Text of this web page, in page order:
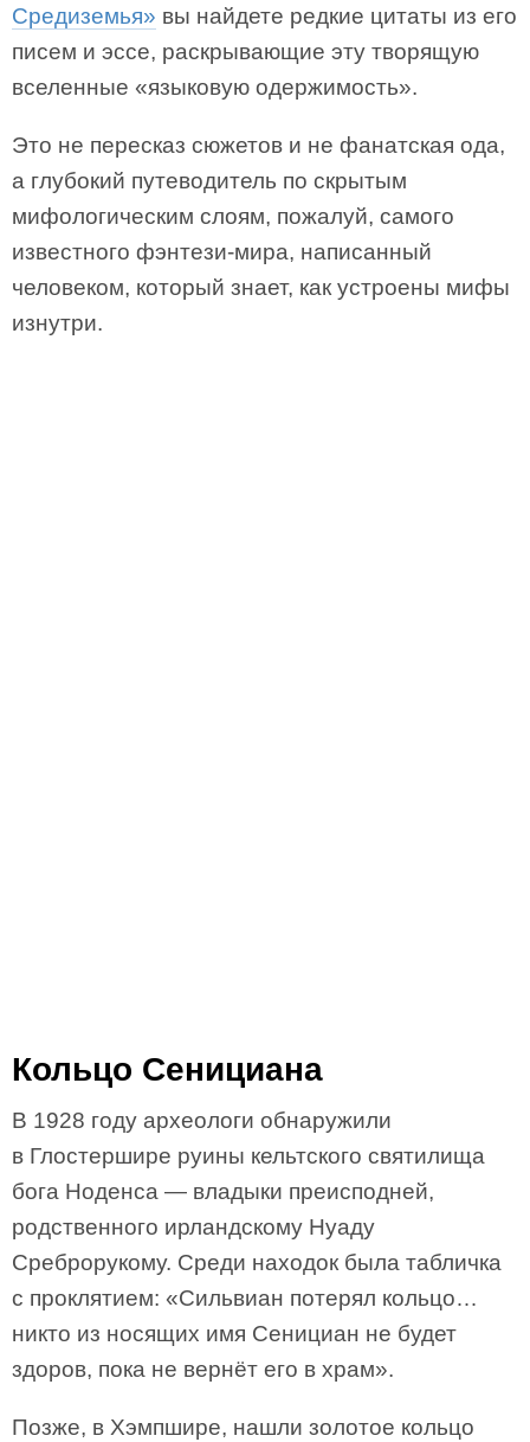
Средиземья» вы найдете редкие цитаты из его
писем и эссе, раскрывающие эту творящую
вселенные «языковую одержимость».
Это не пересказ сюжетов и не фанатская ода,
а глубокий путеводитель по скрытым
мифологическим слоям, пожалуй, самого
известного фэнтези-мира, написанный
человеком, который знает, как устроены мифы
изнутри.
Кольцо Сенициана
В 1928 году археологи обнаружили
в Глостершире руины кельтского святилища
бога Ноденса — владыки преисподней,
родственного ирландскому Нуаду
Среброрукому. Среди находок была табличка
с проклятием: «Сильвиан потерял кольцо…
никто из носящих имя Сенициан не будет
здоров, пока не вернёт его в храм».
Позже, в Хэмпшире, нашли золотое кольцо